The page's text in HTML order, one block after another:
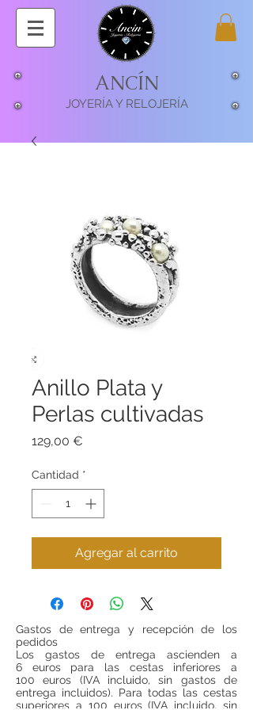
ANCÍN
JOYERÍA Y RELOJERÍA
Anillo Plata y
Perlas cultivadas
129,00 €
Cantidad *
Agregar al carrito
Gastos de entrega y recepción de los
pedidos
Los gastos de entrega ascienden a
6 euros para las cestas inferiores a
100 euros (IVA incluido, sin gastos de
entrega incluidos). Para todas las cestas
superiores a 100 euros (IVA incluido, sin